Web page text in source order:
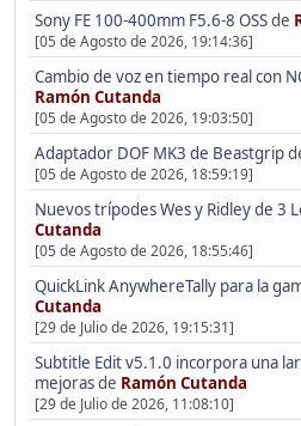
Sony FE 100-400mm F5.6-8 OSSde
[05 de Agosto de 2026, 19:14:36]
Cambio de voz en tiempo real con
Ramón Cutanda
[05 de Agosto de 2026, 19:03:50]
Adaptador DOF MK3 de Beastgrip
[05 de Agosto de 2026, 18:59:19]
Nuevos trípodes Wes y Ridley de 3
Cutanda
[05 de Agosto de 2026, 18:55:46]
QuickLink AnywhereTally para la
Cutanda
[29 de Julio de 2026, 19:15:31]
Subtitle Edit v5.1.0 incorpora una
mejorasde Ramón Cutanda
[29 de Julio de 2026, 11:08:10]